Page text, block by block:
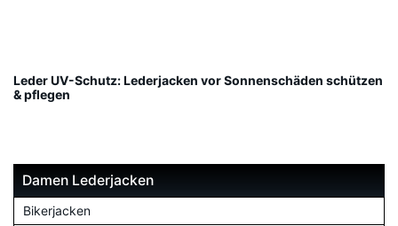
Leder UV-Schutz: Lederjacken vor Sonnenschäden schützen
& pflegen
Damen Lederjacken
Bikerjacken